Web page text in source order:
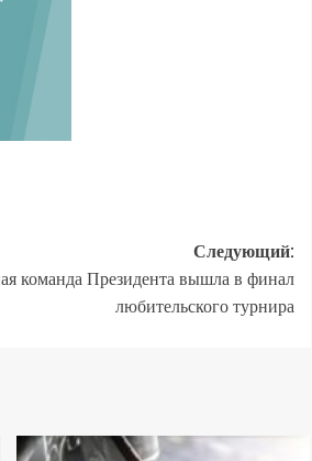
Следующий:
команда Президента вышла в финал
любительского турнира